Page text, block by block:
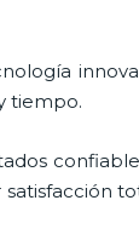
tiempo.